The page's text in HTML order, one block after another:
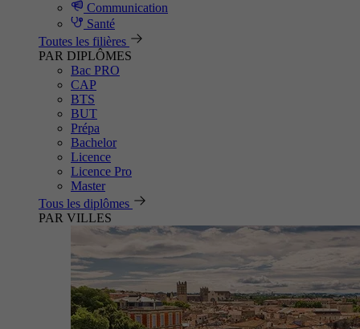
Communication
Santé
Toutes les filières
PAR DIPLÔMES
Bac PRO
CAP
BTS
BUT
Prépa
Bachelor
Licence
Licence Pro
Master
Tous les diplômes
PAR VILLES